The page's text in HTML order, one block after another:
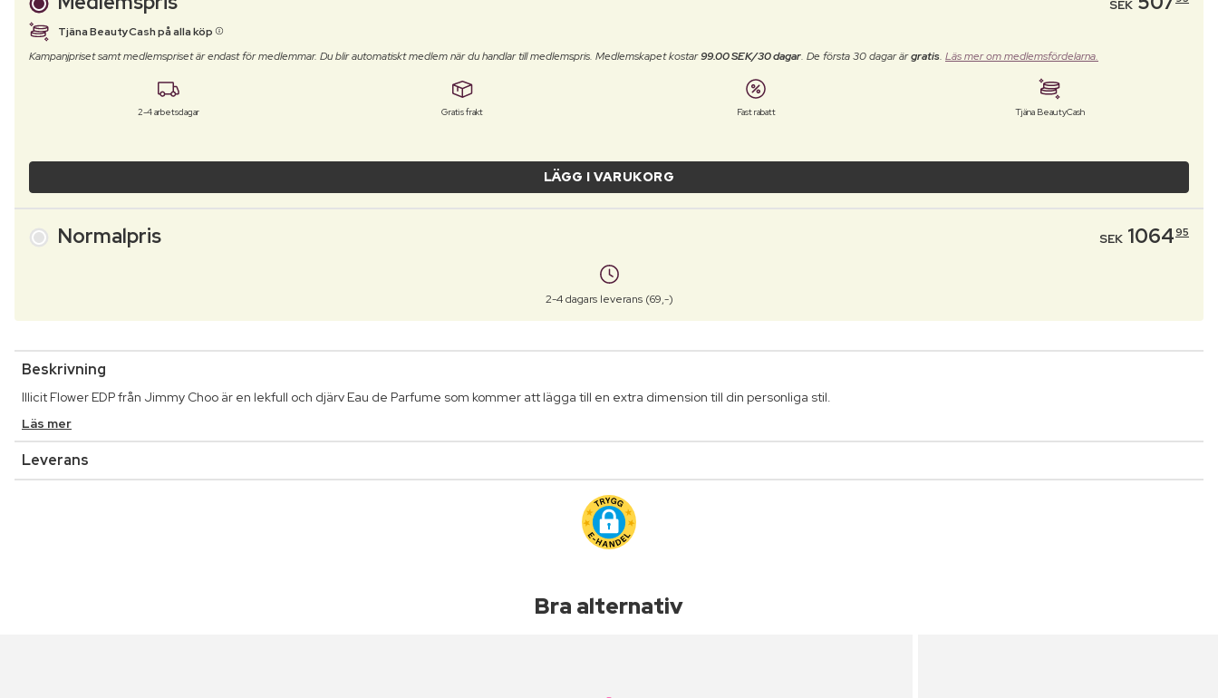
SEK
Tjäna BeautyCash på alla köp
Kampanjpriset samt medlemspriset är endast för medlemmar. Du blir automatiskt medlem när du handlar till medlemspris. Medlemskapet kostar99.00 SEK/30 dagar. De första 30 dagar ärgratis. Läs mer om medlemsfördelarna.
2-4 arbetsdagar Gratis frakt Fast rabatt Tjäna BeautyCash
LÄGG I VARUKORG
Normalpris SEK 106495
2-4 dagars leverans (69,-)
Beskrivning
Illicit Flower EDP från Jimmy Choo är en lekfull och djärv Eau de Parfume som kommer att lägga till en extra dimension till din personliga stil.
Läs mer
Leverans
Bra alternativ